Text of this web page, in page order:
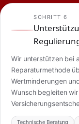
SCHRITT 6
Wir unterstützen bei
Reparaturmethode
Wertminderungen
Wunsch begleiten
Technische Beratung